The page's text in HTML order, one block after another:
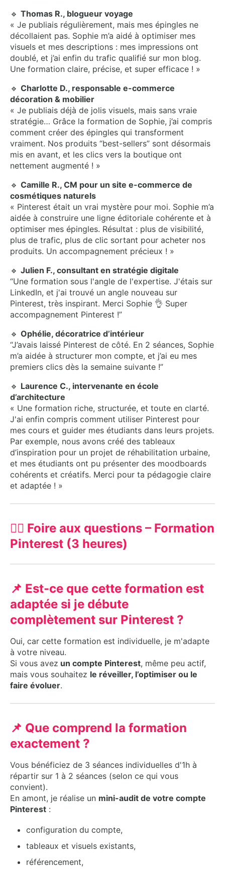
🔹 Thomas R., blogueur voyage
« Je publiais régulièrement, mais mes épingles ne
décollaient pas. Sophie m’a aidé à optimiser mes
visuels et mes descriptions : mes impressions ont
doublé, et j’ai enfin du trafic qualifié sur mon blog.
Une formation claire, précise, et super efficace ! »
🔹 Charlotte D., responsable e-commerce
décoration & mobilier
« Je publiais déjà de jolis visuels, mais sans vraie
stratégie… Grâce la formation de Sophie, j’ai compris
comment créer des épingles qui transforment
vraiment. Nos produits “best-sellers” sont désormais
mis en avant, et les clics vers la boutique ont
nettement augmenté ! »
🔹 Camille R., CM pour un site e-commerce de
cosmétiques naturels
« Pinterest était un vrai mystère pour moi. Sophie m’a
aidée à construire une ligne éditoriale cohérente et à
optimiser mes épingles. Résultat : plus de visibilité,
plus de trafic, plus de clic sortant pour acheter nos
produits. Un accompagnement précieux ! »
🔹 Julien F., consultant en stratégie digitale
“Une formation sous l'angle de l'expertise. J'étais sur
LinkedIn, et j'ai trouvé un angle nouveau sur
Pinterest, très inspirant. Merci Sophie 👌 Super
accompagnement Pinterest !”
🔹 Ophélie, décoratrice d’intérieur
“J’avais laissé Pinterest de côté. En 2 séances, Sophie
m’a aidée à structurer mon compte, et j’ai eu mes
premiers clics dès la semaine suivante !”
🔹 Laurence C., intervenante en école
d’architecture
« Une formation riche, structurée, et toute en clarté.
J'ai enfin compris comment utiliser Pinterest pour
mes cours et guider mes étudiants dans leurs projets.
Par exemple, nous avons créé des tableaux
d’inspiration pour un projet de réhabilitation urbaine,
et mes étudiants ont pu présenter des moodboards
cohérents et créatifs. Merci pour ta pédagogie claire
et adaptée ! »
🙋‍♀️ Foire aux questions – Formation
Pinterest (3 heures)
📌 Est-ce que cette formation est
adaptée si je débute
complètement sur Pinterest ?
Oui, car cette formation est individuelle, je m'adapte
à votre niveau.
Si vous avez un compte Pinterest, même peu actif,
mais vous souhaitez le réveiller, l’optimiser ou le
faire évoluer.
📌 Que comprend la formation
exactement ?
Vous bénéficiez de 3 séances individuelles d'1h à
répartir sur 1 à 2 séances (selon ce qui vous
convient).
En amont, je réalise un mini-audit de votre compte
Pinterest :
configuration du compte,
tableaux et visuels existants,
référencement,